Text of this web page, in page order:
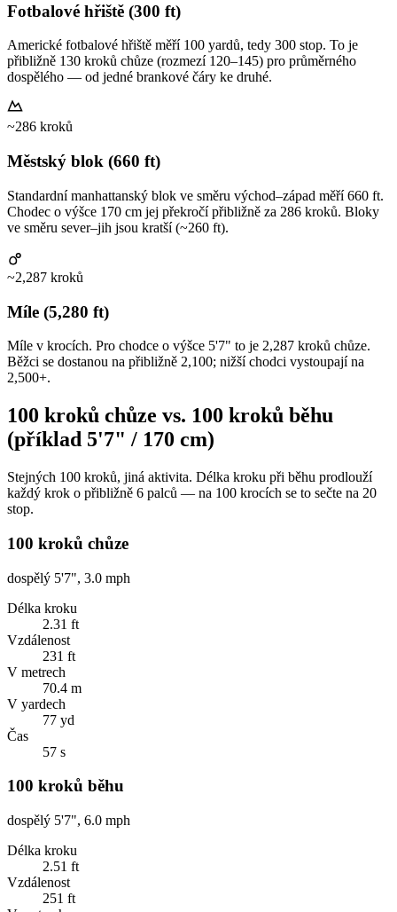
Fotbalové hřiště (300 ft)
Americké fotbalové hřiště měří 100 yardů, tedy 300 stop. To je
přibližně 130 kroků chůze (rozmezí 120–145) pro průměrného
dospělého — od jedné brankové čáry ke druhé.
~286 kroků
Městský blok (660 ft)
Standardní manhattanský blok ve směru východ–západ měří 660 ft.
Chodec o výšce 170 cm jej překročí přibližně za 286 kroků. Bloky
ve směru sever–jih jsou kratší (~260 ft).
~2,287 kroků
Míle (5,280 ft)
Míle v krocích. Pro chodce o výšce 5'7" to je 2,287 kroků chůze.
Běžci se dostanou na přibližně 2,100; nižší chodci vystoupají na
2,500+.
100 kroků chůze vs. 100 kroků běhu
(příklad 5'7" / 170 cm)
Stejných 100 kroků, jiná aktivita. Délka kroku při běhu prodlouží
každý krok o přibližně 6 palců — na 100 krocích se to sečte na 20
stop.
100 kroků chůze
dospělý 5'7", 3.0 mph
Délka kroku
2.31 ft
Vzdálenost
231 ft
V metrech
70.4 m
V yardech
77 yd
Čas
57 s
100 kroků běhu
dospělý 5'7", 6.0 mph
Délka kroku
2.51 ft
Vzdálenost
251 ft